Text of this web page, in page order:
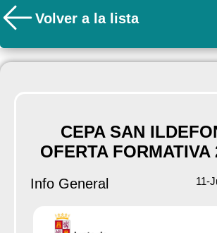
Volver a la lista
CEPA SAN
OFERTA FORMATIVA
Info General 11-